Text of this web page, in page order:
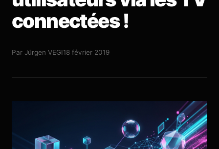
connectées !
Par Jürgen VEGI18 février 2019